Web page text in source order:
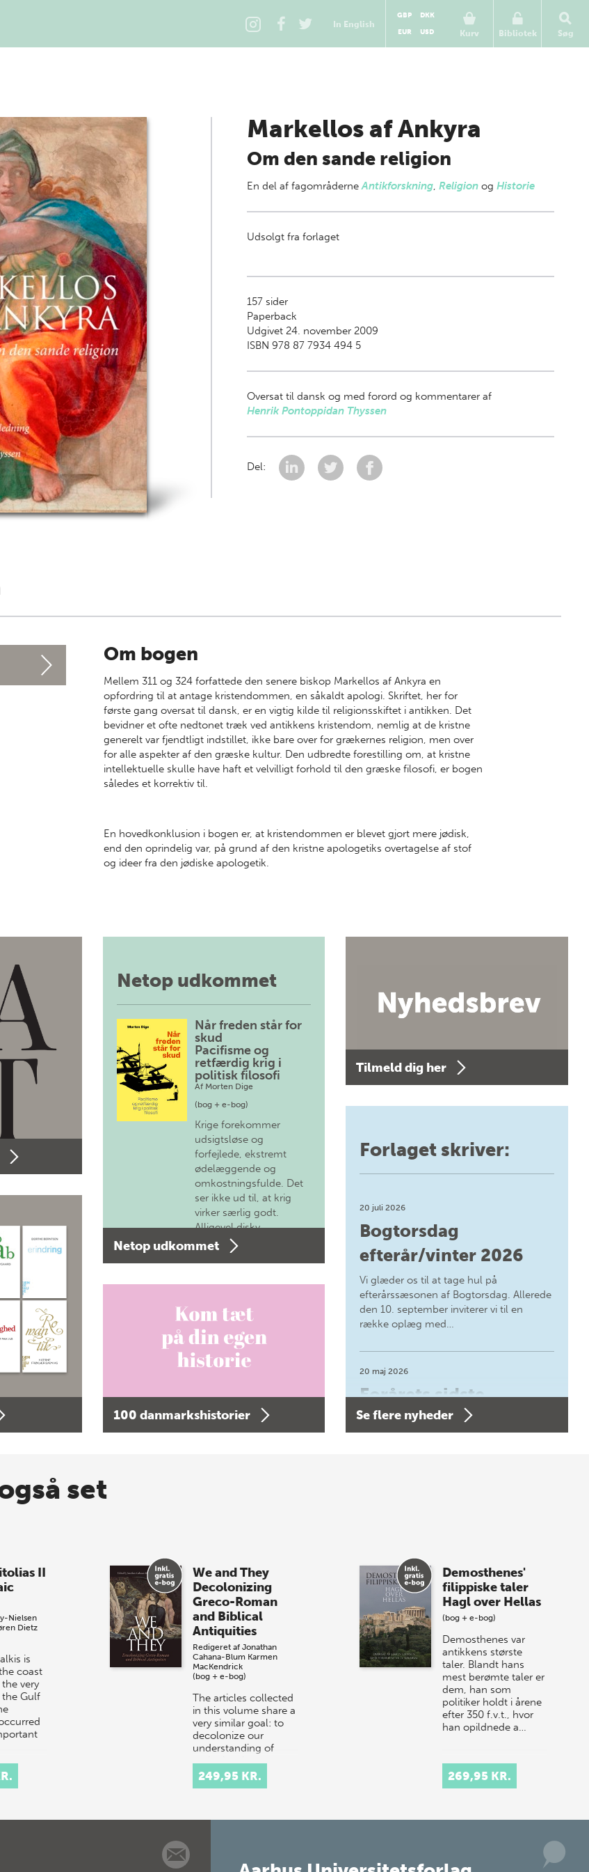
In English
Kurv
GBP
DKK
EUR
USD Bibliotek Søg
Markellos af Ankyra
Om den sande religion
En del af fagområderneAntikforskning, Religionog Historie
Udsolgt fra forlaget
157sider
Paperback
Udgivet 24. november 2009
ISBN 978 87 7934 494 5
Oversat til dansk og med forord og kommentarer af
Henrik Pontoppidan Thyssen
Del:
Om bogen
Mellem 311 og 324 forfattede den senere biskop Markellos af Ankyra en
opfordring til at antage kristendommen, en såkaldt apologi. Skriftet, her for
første gang oversat til dansk, er en vigtig kilde til religionsskiftet i antikken. Det
bevidner et ofte nedtonet træk ved antikkens kristendom, nemlig at de kristne
generelt var fjendtligt indstillet, ikke bare over for grækernes religion, men over
for alle aspekter af den græske kultur. Den udbredte forestilling om, at kristne
intellektuelle skulle have haft et velvilligt forhold til den græske filosofi, er bogen
således et korrektiv til.
En hovedkonklusion i bogen er, at kristendommen er blevet gjort mere jødisk,
end den oprindelig var, på grund af den kristne apologetiks overtagelse af stof
og ideer fra den jødiske apologetik.
Netop udkommet
Når freden står for
skud
Pacifisme og
retfærdig krig i
politisk filosofi
Af Morten Dige
(bog + e-bog)
Krige forekommer
udsigtsløse og
forfejlede, ekstremt
ødelæggende og
omkostningsfulde. Det
ser ikke ud til, at krig
virker særlig godt.
Alligevel diskv…
Netop udkommet
100 danmarkshistorier
Tilmeld dig her
Forlaget skriver:
20 juli 2026
Bogtorsdag
efterår/vinter 2026
Vi glæder os til at tage hul på
efterårssæsonen af Bogtorsdag. Allerede
den 10. september inviterer vi til en
række oplæg med…
20 maj 2026
Forårets sidste
Bogtorsdag 11. juni
Spar op til 70% til
sommer-lagersalg!
Vi gentager succesen og inviterer igen i
år til vores store sommer-lagersalg,
så sæt kryds i kalenderen onsdag den
10. j…
Se flere nyheder
set
II
Nielsen
Dietz
is
coast
very
the Gulf
We and They
Decolonizing
Greco-Roman
and Biblical
Antiquities
Redigeret af Jonathan
Cahana-Blum Karmen
MacKendrick
(bog + e-bog)
The articles collected
in this volume share a
very similar goal: to
decolonize our
understanding of
allowing modernity to
converse wit…
249,95 KR.
Demosthenes'
filippiske taler
Hagl over Hellas
(bog + e-bog)
Demosthenes var
antikkens største
taler. Blandt hans
mest berømte taler er
dem, han som
politiker holdt i årene
efter 350 f.v.t., hvor
han opildnede a…
269,95 KR.